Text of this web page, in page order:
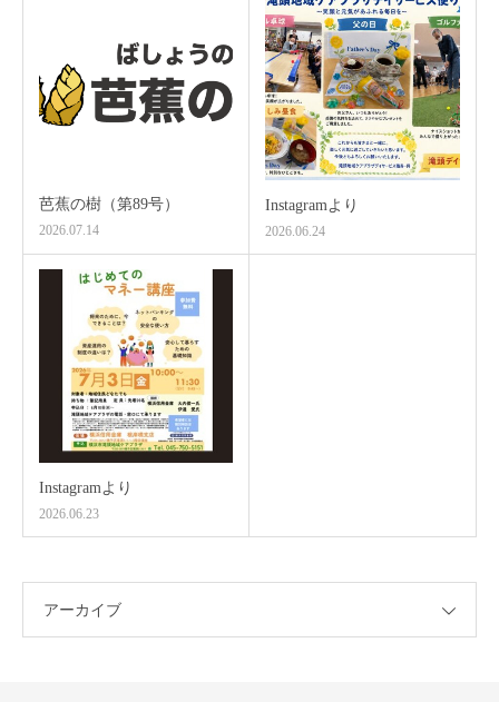
芭蕉の樹（第89号）
2026.07.14
Instagramより
2026.06.24
Instagramより
2026.06.23
アーカイブ